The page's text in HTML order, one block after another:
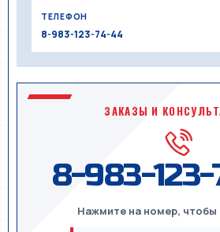
ТЕЛЕФОН
8-983-123-74-44
ЗАКАЗЫ И
8-983-
Нажмите на номер, чтобы